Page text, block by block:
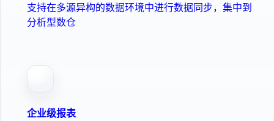
支持在多源异构的数据环境中进行数据同步，集中到
分析型数仓
企业级报表